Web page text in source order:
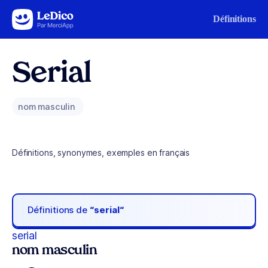
Aller au contenu Définitions
Serial
nom masculin
Définitions, synonymes, exemples en français
Définitions de “serial“
serial
nom masculin